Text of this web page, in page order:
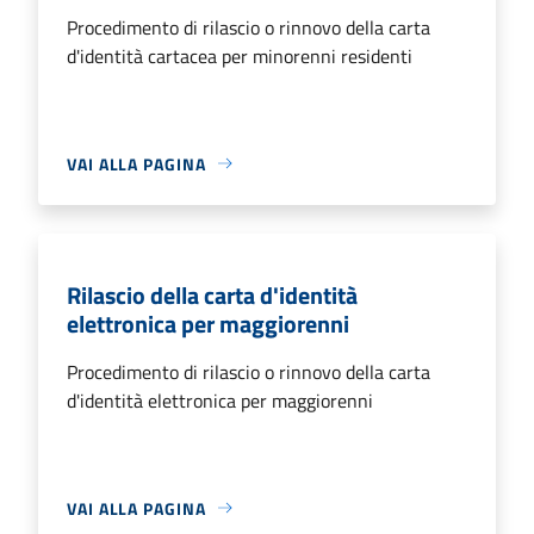
Procedimento di rilascio o rinnovo della carta
d'identità cartacea per minorenni residenti
VAI ALLA PAGINA
Rilascio della carta d'identità
elettronica per maggiorenni
Procedimento di rilascio o rinnovo della carta
d'identità elettronica per maggiorenni
VAI ALLA PAGINA